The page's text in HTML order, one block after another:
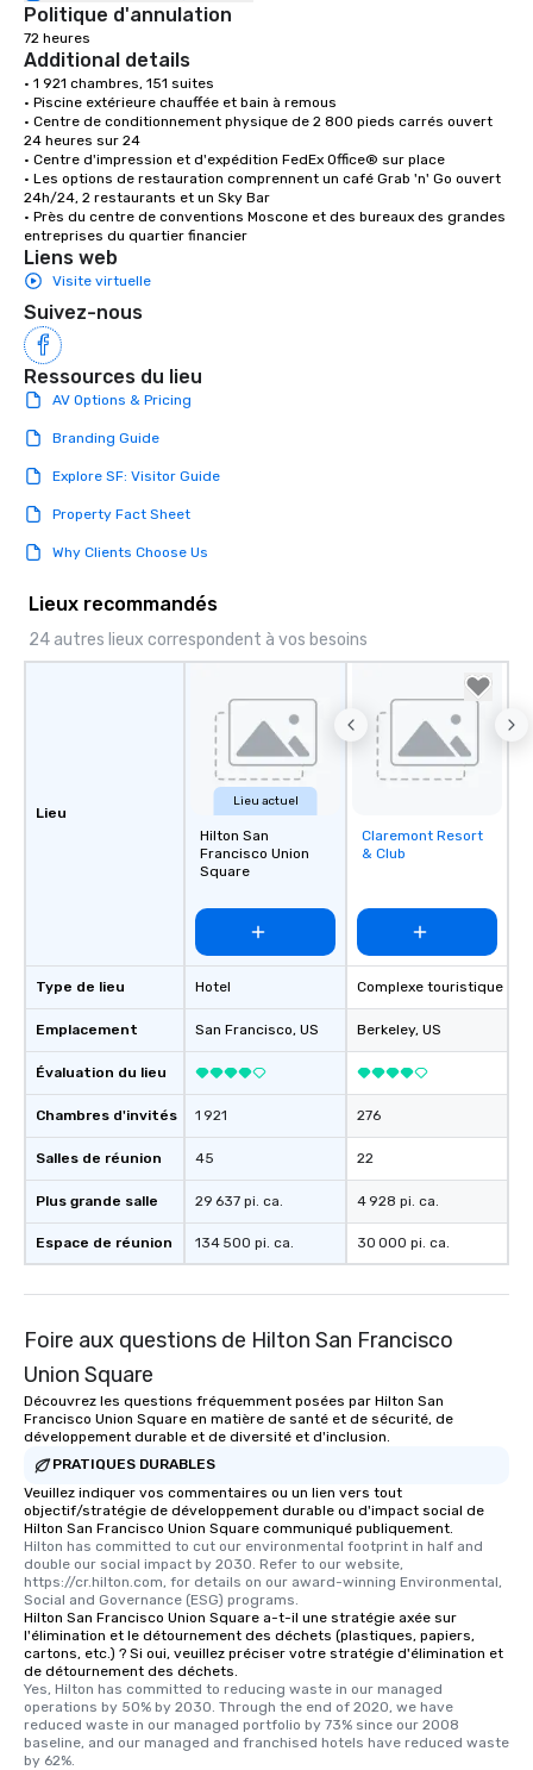
Politique d'annulation
72 heures
Additional details
• 1 921 chambres, 151 suites
• Piscine extérieure chauffée et bain à remous
• Centre de conditionnement physique de 2 800 pieds carrés ouvert
24 heures sur 24
• Centre d'impression et d'expédition FedEx Office® sur place
• Les options de restauration comprennent un café Grab 'n' Go ouvert
24h/24, 2 restaurants et un Sky Bar
• Près du centre de conventions Moscone et des bureaux des grandes
entreprises du quartier financier
Liens web
Visite virtuelle
Suivez-nous
Ressources du lieu
AV Options & Pricing
Branding Guide
Explore SF: Visitor Guide
Property Fact Sheet
Why Clients Choose Us
Lieux recommandés
24 autres lieux correspondent à vos besoins
Lieu
Type de lieu
Emplacement
Évaluation du lieu
Chambres d'invités
Salles de réunion
Plus grande salle
Espace de réunion
Lieu actuel
Hilton San
Francisco Union
Square
Hotel
San Francisco, US
1 921
45
29 637 pi. ca.
134 500 pi. ca.
Removed from
favorites
Claremont Resort
& Club
Complexe touristique
Berkeley, US
276
22
4 928 pi. ca.
30 000 pi. ca.
Foire aux questions de Hilton San Francisco
Union Square
Découvrez les questions fréquemment posées par Hilton San
Francisco Union Square en matière de santé et de sécurité, de
développement durable et de diversité et d'inclusion.
PRATIQUES DURABLES
Veuillez indiquer vos commentaires ou un lien vers tout
objectif/stratégie de développement durable ou d'impact social de
Hilton San Francisco Union Square communiqué publiquement.
Hilton has committed to cut our environmental footprint in half and
double our social impact by 2030. Refer to our website,
https://cr.hilton.com, for details on our award-winning Environmental,
Social and Governance (ESG) programs.
Hilton San Francisco Union Square a-t-il une stratégie axée sur
l'élimination et le détournement des déchets (plastiques, papiers,
cartons, etc.) ? Si oui, veuillez préciser votre stratégie d'élimination et
de détournement des déchets.
Yes, Hilton has committed to reducing waste in our managed
operations by 50% by 2030. Through the end of 2020, we have
reduced waste in our managed portfolio by 73% since our 2008
baseline, and our managed and franchised hotels have reduced waste
by 62%.